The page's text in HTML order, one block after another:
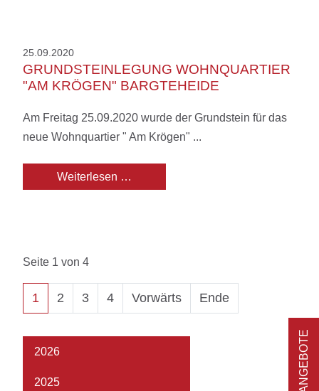
25.09.2020
GRUNDSTEINLEGUNG WOHNQUARTIER
"AM KRÖGEN" BARGTEHEIDE
Am Freitag 25.09.2020 wurde der Grundstein für das
neue Wohnquartier " Am Krögen" ...
Weiterlesen …
Seite 1 von 4
1 2 3 4 Vorwärts Ende
2026
2025